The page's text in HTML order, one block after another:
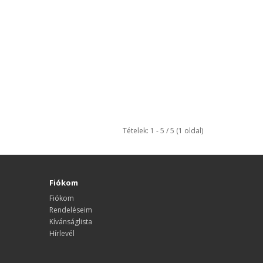
Tételek: 1 - 5 / 5 (1 oldal)
Fiókom
Fiókom
Rendeléseim
Kívánságlista
Hírlevél